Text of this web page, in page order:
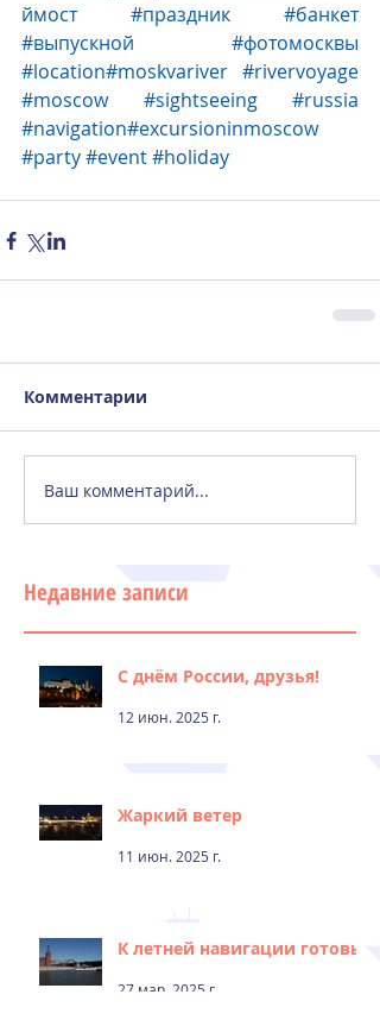
ймост #праздник
#банкет
#выпускной
#фотомосквы
#location#moskvariver #rivervoyage
#moscow
#sightseeing
#russia
#navigation
#excursioninmoscow
#party#event#holiday
Комментарии
Ваш комментарий...
Недавние записи
С днём России, друзья!
12 июн. 2025 г.
Жаркий ветер
11 июн. 2025 г.
К летней навигации готовы!
27 мар. 2025 г.